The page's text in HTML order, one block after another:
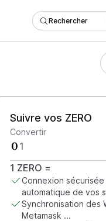
Rechercher
Suivre vos ZERO
Convertir
1 ZERO =
Connexion sécurisée
automatique de vos
Synchronisation des
Metamask ...